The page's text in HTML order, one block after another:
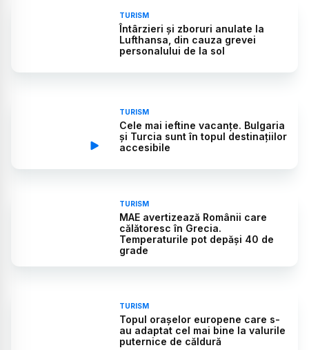
TURISM
Întârzieri şi zboruri anulate la
Lufthansa, din cauza grevei
personalului de la sol
TURISM
Cele mai ieftine vacanțe. Bulgaria
și Turcia sunt în topul destinațiilor
accesibile
TURISM
MAE avertizează Românii care
călătoresc în Grecia.
Temperaturile pot depăși 40 de
grade
TURISM
Topul orașelor europene care s-
au adaptat cel mai bine la valurile
puternice de căldură